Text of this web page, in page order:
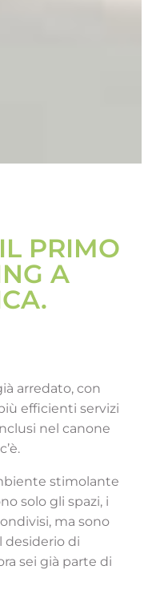
PRIMO
A
arredato, con
efficienti servizi
nel canone
stimolante
solo gli spazi, i
ma sono
desiderio di
sei già parte di